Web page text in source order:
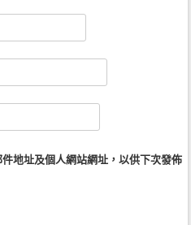
地址及個人網站網址，以供下次發佈